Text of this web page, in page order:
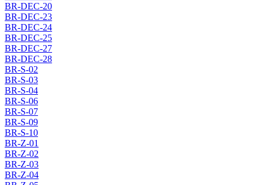
BR-DEC-20
BR-DEC-23
BR-DEC-24
BR-DEC-25
BR-DEC-27
BR-DEC-28
BR-S-02
BR-S-03
BR-S-04
BR-S-06
BR-S-07
BR-S-09
BR-S-10
BR-Z-01
BR-Z-02
BR-Z-03
BR-Z-04